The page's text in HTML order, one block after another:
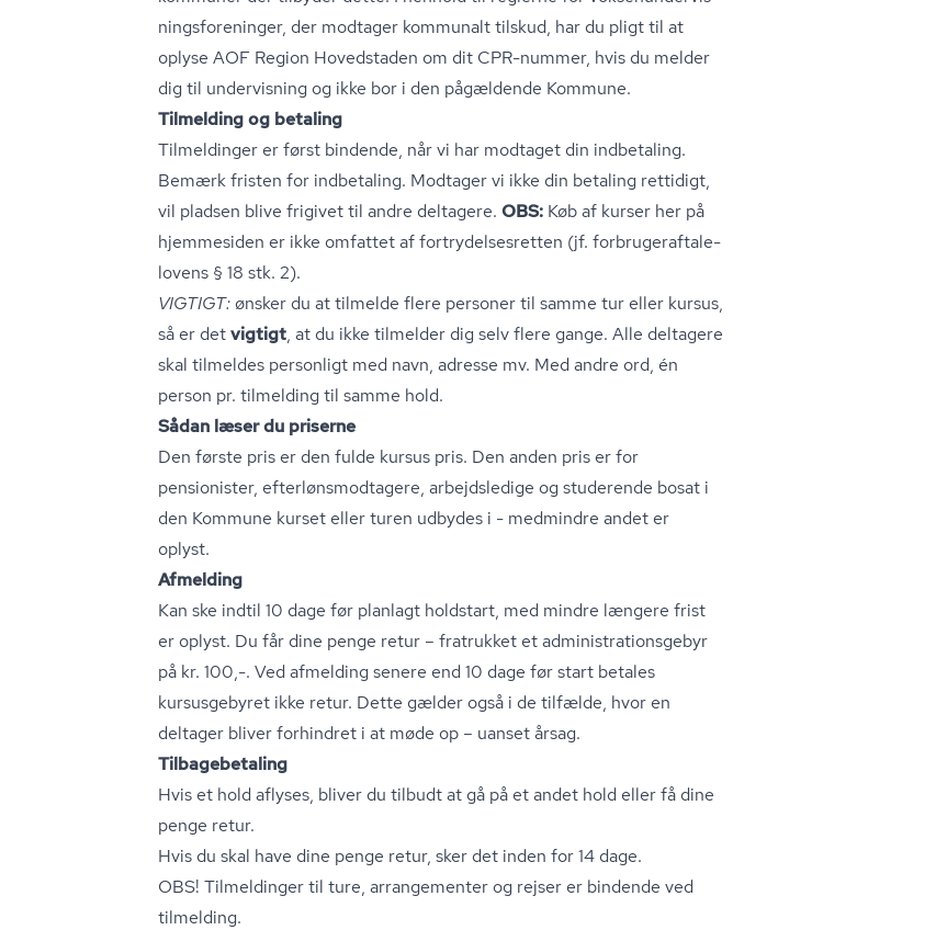
nings­for­e­nin­ger, der modtager kommunalt tilskud, har du pligt til at
oplyse AOF Region Hovedstaden om dit CPR-nummer, hvis du melder
dig til undervisning og ikke bor i den pågældende Kommune.
Tilmelding og betaling
Tilmeldinger er først bindende, når vi har modtaget din indbetaling.
Bemærk fristen for indbetaling. Modtager vi ikke din betaling rettidigt,
vil pladsen blive frigivet til andre deltagere. OBS: Køb af kurser her på
hjemmesiden er ikke omfattet af for­try­del­ses­ret­ten (jf. for­bru­ger­af­ta­le­
lovens § 18 stk. 2).
VIGTIGT: ønsker du at tilmelde flere personer til samme tur eller kursus,
så er detvigtigt, at du ikke tilmelder dig selv flere gange. Alle deltagere
skal tilmeldes personligt med navn, adresse mv. Med andre ord, én
person pr. tilmelding til samme hold.
Sådan læser du priserne
Den første pris er den fulde kursus pris. Den anden pris er for
pensionister, ef­ter­løns­mod­ta­ge­re, arbejdsledige og studerende bosat i
den Kommune kurset eller turen udbydes i - medmindre andet er
oplyst.
Afmelding
Kan ske indtil 10 dage før planlagt holdstart, med mindre længere frist
er oplyst. Du får dine penge retur – fratrukket et ad­mi­ni­stra­tions­ge­byr
på kr. 100,-. Ved afmelding senere end 10 dage før start betales
kursusgebyret ikke retur. Dette gælder også i de tilfælde, hvor en
deltager bliver forhindret i at møde op – uanset årsag.
Til­ba­ge­be­ta­ling
Hvis et hold aflyses, bliver du tilbudt at gå på et andet hold eller få dine
penge retur.
Hvis du skal have dine penge retur, sker det inden for 14 dage.
OBS! Tilmeldinger til ture, arrangementer og rejser er bindende ved
tilmelding.